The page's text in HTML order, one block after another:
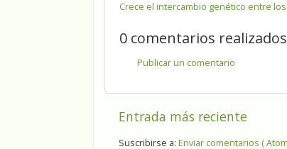
Crece el intercambio genético entre
0 comentarios
Publicar un comentario
Entrada más reciente
Suscribirse a: Enviar comentarios (